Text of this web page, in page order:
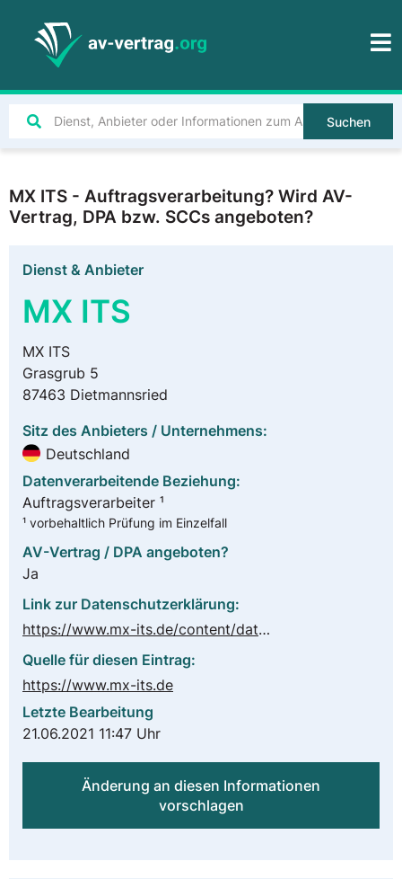
Suchen
MX ITS - Auftragsverarbeitung? Wird AV-
Vertrag, DPA bzw. SCCs angeboten?
Dienst & Anbieter
MX ITS
MX ITS
Grasgrub 5
87463 Dietmannsried
Sitz des Anbieters / Unternehmens:
Deutschland
Datenverarbeitende Beziehung:
Auftragsverarbeiter ¹
¹ vorbehaltlich Prüfung im Einzelfall
AV-Vertrag / DPA angeboten?
Ja
Link zur Datenschutzerklärung:
https://www.mx-its.de/content/datenschutz.inc.php
Quelle für diesen Eintrag:
https://www.mx-its.de
Letzte Bearbeitung
21.06.2021 11:47 Uhr
Änderung an diesen Informationen
vorschlagen